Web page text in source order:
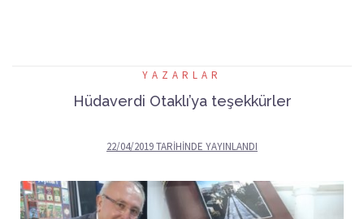
YAZARLAR
Hüdaverdi Otaklı’ya teşekkürler
22/04/2019TARIHINDE YAYINLANDI